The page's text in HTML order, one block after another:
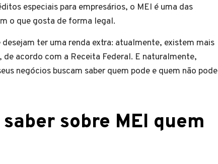
especiais para empresários, o MEI é uma das
o que gosta de forma legal.
ter uma renda extra: atualmente, existem mais
acordo com a Receita Federal. E naturalmente,
negócios buscam saber quem pode e quem não pode
sobre MEI quem